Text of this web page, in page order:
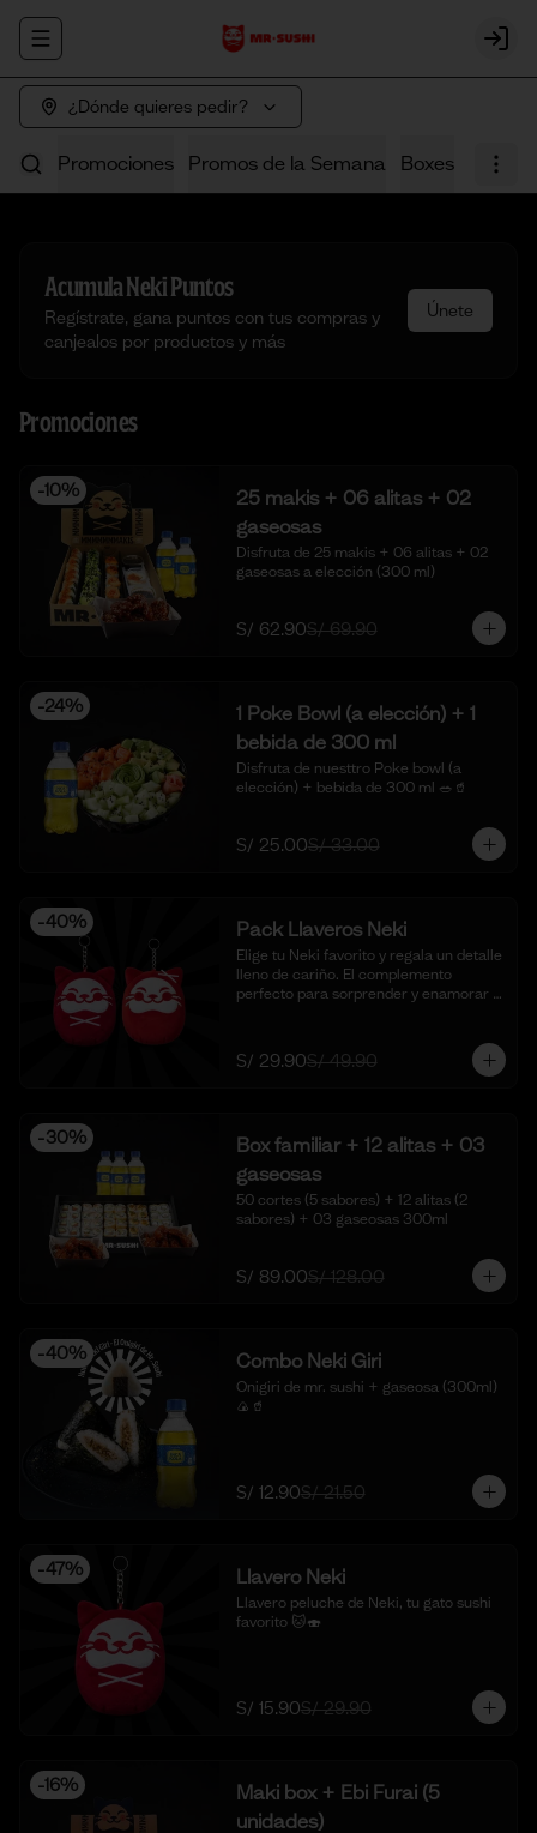
Abrir menu de navegación Login
¿Dónde quieres pedir?
Promociones Promos de la Semana Boxes Poke
AcumulaNeki Puntos
Regístrate, gana puntos con tus compras y
canjealos por productos y más
Únete
Promociones
-10%
25 makis + 06 alitas + 02
gaseosas
Disfruta de 25 makis + 06 alitas + 02
gaseosas a elección (300 ml)
S/ 62.90S/ 69.90
-24%
1 Poke Bowl (a elección) + 1
bebida de 300 ml
Disfruta de nuesttro Poke bowl (a
elección) + bebida de 300 ml 🥗🥤
S/ 25.00S/ 33.00
-40% Pack Llaveros Neki
Elige tu Neki favorito y regala un detalle
lleno de cariño. El complemento
perfecto para sorprender y enamorar
S/ 29.90S/ 49.90
-30%
Box familiar + 12 alitas + 03
gaseosas
50 cortes (5 sabores) + 12 alitas (2
sabores) + 03 gaseosas 300ml
S/ 89.00S/ 128.00
-40% Combo Neki Giri
Onigiri de mr. sushi + gaseosa (300ml)
🍙🥤
S/ 12.90S/ 21.50
-47% Llavero Neki
Llavero peluche de Neki, tu gato sushi
favorito 🐱🍣
S/ 15.90S/ 29.90
-16%
Maki box + Ebi Furai (5
unidades)